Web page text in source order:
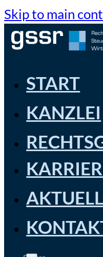
Skip to main
START
KANZLEI